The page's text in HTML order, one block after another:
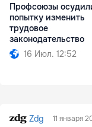
Профсоюзы
попытку изменить
трудовое
законодательство
16 Июл. 12:52
Zdg 11 января